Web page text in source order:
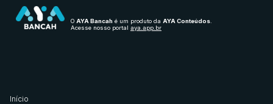
O AYA Bancah é um produto da AYA Conteúdos
Acesse nosso portal aya.app.br
Início